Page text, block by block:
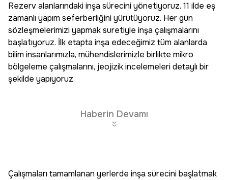
Rezerv alanlarındaki inşa sürecini yönetiyoruz. 11 ilde eş
zamanlı yapım seferberliğini yürütüyoruz. Her gün
sözleşmelerimizi yapmak suretiyle inşa çalışmalarını
başlatıyoruz. İlk etapta inşa edeceğimiz tüm alanlarda
bilim insanlarımızla, mühendislerimizle birlikte mikro
bölgeleme çalışmalarını, jeojizik incelemeleri detaylı bir
şekilde yapıyoruz.
Haberin Devamı
Çalışmaları tamamlanan yerlerde inşa sürecini başlatmak